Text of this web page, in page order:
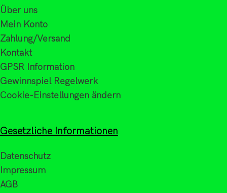
Über uns
Mein Konto
Zahlung/Versand
Kontakt
GPSR Information
Gewinnspiel Regelwerk
Cookie-Einstellungen ändern
Gesetzliche Informationen
Datenschutz
Impressum
AGB